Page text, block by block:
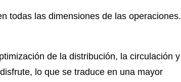
todas las dimensiones de las operaciones.
de la distribución, la circulación y
lo que se traduce en una mayor